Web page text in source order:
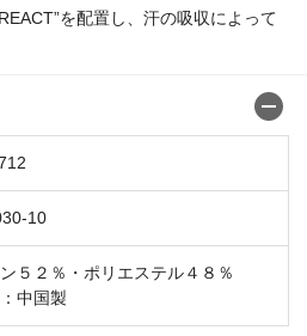
を配置し、汗の吸収によって
10
５２％・ポリエステル４８％
中国製